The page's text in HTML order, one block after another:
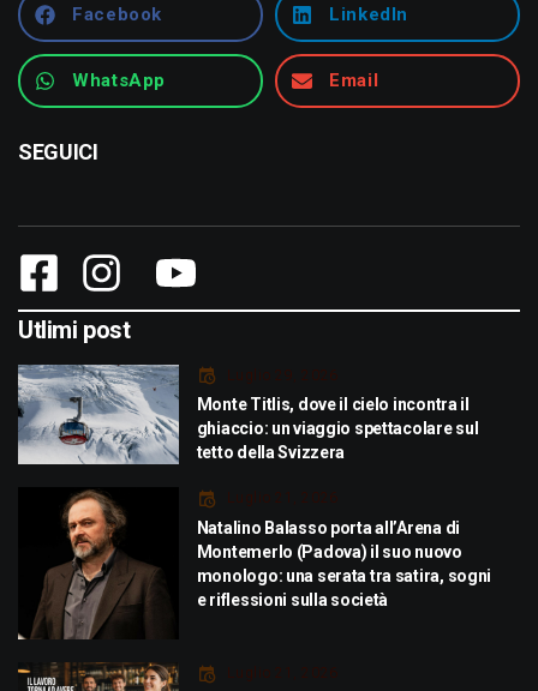
Facebook LinkedIn
WhatsApp Email
SEGUICI
Utlimi post
Luglio 29, 2026
Monte Titlis, dove il cielo incontra il
ghiaccio: un viaggio spettacolare sul
tetto della Svizzera
Luglio 21, 2026
Natalino Balasso porta all’Arena di
Montemerlo (Padova) il suo nuovo
monologo: una serata tra satira, sogni
e riflessioni sulla società
Luglio 21, 2026